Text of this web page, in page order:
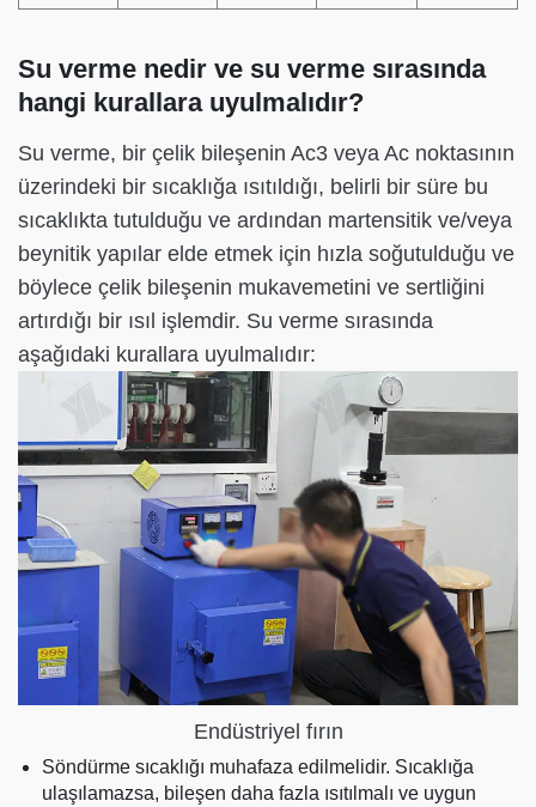
Su verme nedir ve su verme sırasında
hangi kurallara uyulmalıdır?
Su verme, bir çelik bileşenin Ac3 veya Ac noktasının
üzerindeki bir sıcaklığa ısıtıldığı, belirli bir süre bu
sıcaklıkta tutulduğu ve ardından martensitik ve/veya
beynitik yapılar elde etmek için hızla soğutulduğu ve
böylece çelik bileşenin mukavemetini ve sertliğini
artırdığı bir ısıl işlemdir. Su verme sırasında
aşağıdaki kurallara uyulmalıdır:
Endüstriyel fırın
Söndürme sıcaklığı muhafaza edilmelidir. Sıcaklığa
ulaşılamazsa, bileşen daha fazla ısıtılmalı ve uygun